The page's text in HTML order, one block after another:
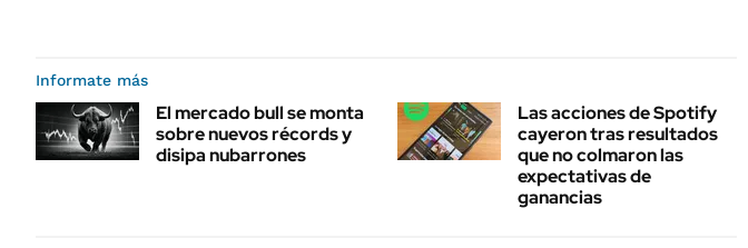
Informate más
El mercado bull se monta
sobre nuevos récords y
disipa nubarrones
Las acciones de Spotify
cayeron tras resultados
que no colmaron las
expectativas de
ganancias